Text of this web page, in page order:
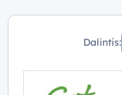
Dalintis: